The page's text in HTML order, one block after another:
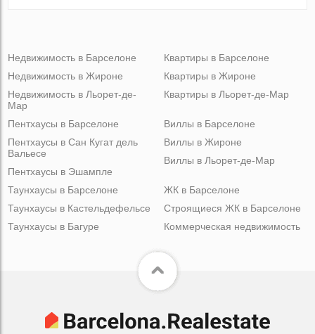
Недвижимость в Барселоне
Недвижимость в Жироне
Недвижимость в Льорет-де-
Мар
Квартиры в Барселоне
Квартиры в Жироне
Квартиры в Льорет-де-Мар
Пентхаусы в Барселоне
Пентхаусы в Сан Кугат дель
Вальесе
Пентхаусы в Эшампле
Виллы в Барселоне
Виллы в Жироне
Виллы в Льорет-де-Мар
Таунхаусы в Барселоне
Таунхаусы в Кастельдефельсе
Таунхаусы в Багуре
ЖК в Барселоне
Строящиеся ЖК в Барселоне
Коммерческая недвижимость